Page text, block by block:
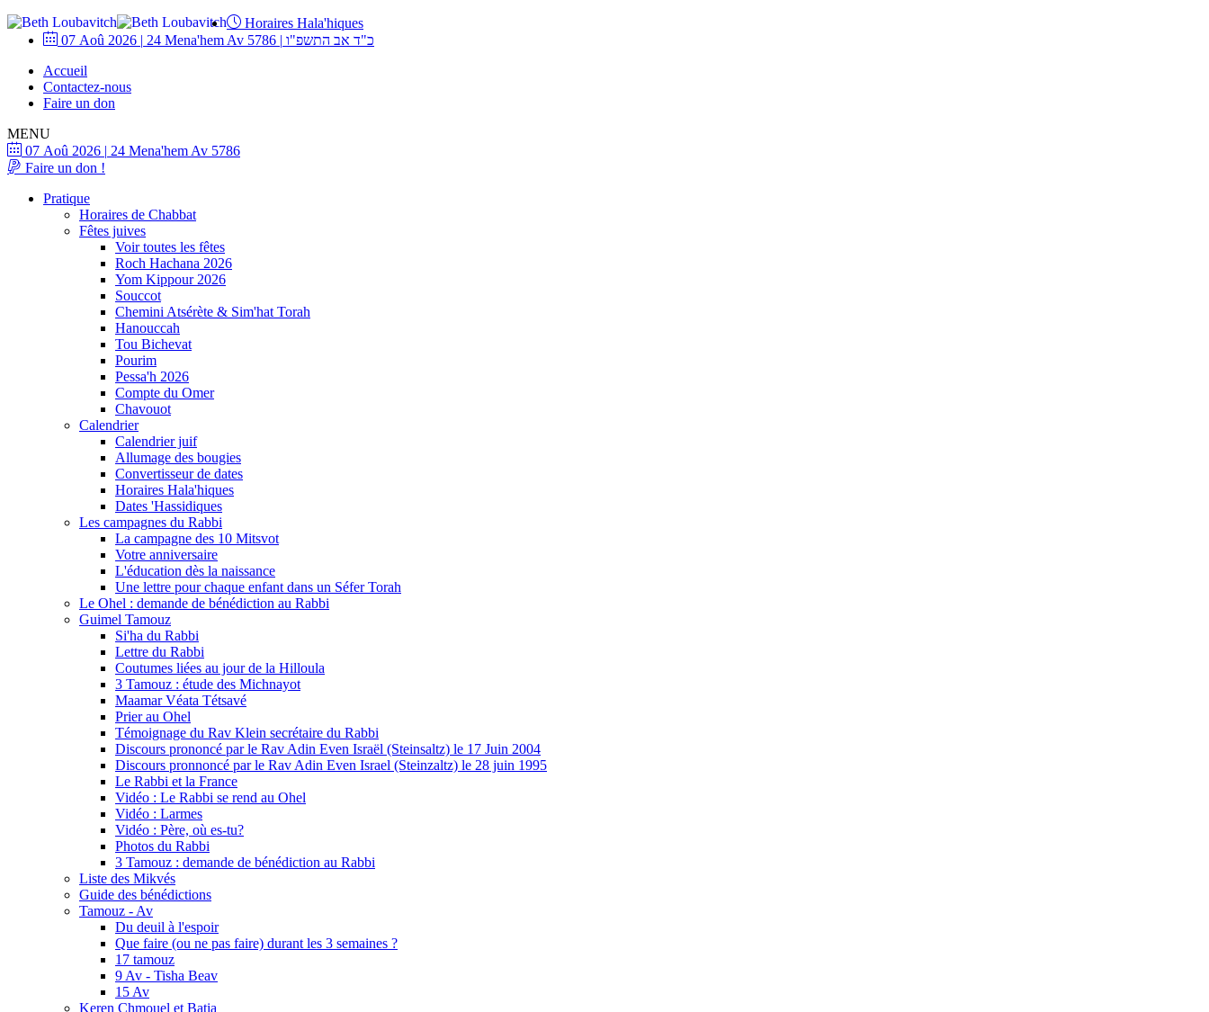
Horaires Hala'hiques
07 Aoû 2026 | 24 Mena'hem Av 5786 | כ"ד אב התשפ"ו
Accueil
Contactez-nous
Faire un don
MENU
07 Aoû 2026 | 24 Mena'hem Av 5786
Faire un don !
Pratique
Horaires de Chabbat
Fêtes juives
Voir toutes les fêtes
Roch Hachana 2026
Yom Kippour 2026
Souccot
Chemini Atsérète & Sim'hat Torah
Hanouccah
Tou Bichevat
Pourim
Pessa'h 2026
Compte du Omer
Chavouot
Calendrier
Calendrier juif
Allumage des bougies
Convertisseur de dates
Horaires Hala'hiques
Dates 'Hassidiques
Les campagnes du Rabbi
La campagne des 10 Mitsvot
Votre anniversaire
L'éducation dès la naissance
Une lettre pour chaque enfant dans un Séfer Torah
Le Ohel : demande de bénédiction au Rabbi
Guimel Tamouz
Si'ha du Rabbi
Lettre du Rabbi
Coutumes liées au jour de la Hilloula
3 Tamouz : étude des Michnayot
Maamar Véata Tétsavé
Prier au Ohel
Témoignage du Rav Klein secrétaire du Rabbi
Discours prononcé par le Rav Adin Even Israël (Steinsaltz) le 17 Juin 2004
Discours pronnoncé par le Rav Adin Even Israel (Steinzaltz) le 28 juin 1995
Le Rabbi et la France
Vidéo : Le Rabbi se rend au Ohel
Vidéo : Larmes
Vidéo : Père, où es-tu?
Photos du Rabbi
3 Tamouz : demande de bénédiction au Rabbi
Liste des Mikvés
Guide des bénédictions
Tamouz - Av
Du deuil à l'espoir
Que faire (ou ne pas faire) durant les 3 semaines ?
17 tamouz
9 Av - Tisha Beav
15 Av
Keren Chmouel et Batia